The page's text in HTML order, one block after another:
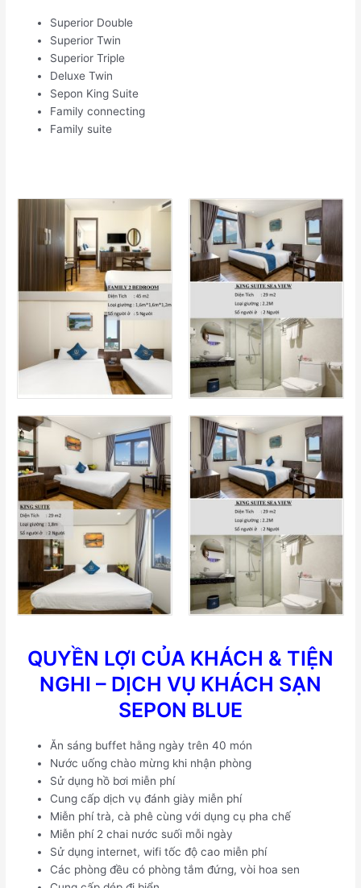
Superior Double
Superior Twin
Superior Triple
Deluxe Twin
Sepon King Suite
Family connecting
Family suite
QUYỀN LỢI CỦA KHÁCH & TIỆN
NGHI – DỊCH VỤ KHÁCH SẠN
SEPON BLUE
Ăn sáng buffet hằng ngày trên 40 món
Nước uống chào mừng khi nhận phòng
Sử dụng hồ bơi miễn phí
Cung cấp dịch vụ đánh giày miễn phí
Miễn phí trà, cà phê cùng với dụng cụ pha chế
Miễn phí 2 chai nước suối mỗi ngày
Sử dụng internet, wifi tốc độ cao miễn phí
Các phòng đều có phòng tắm đứng, vòi hoa sen